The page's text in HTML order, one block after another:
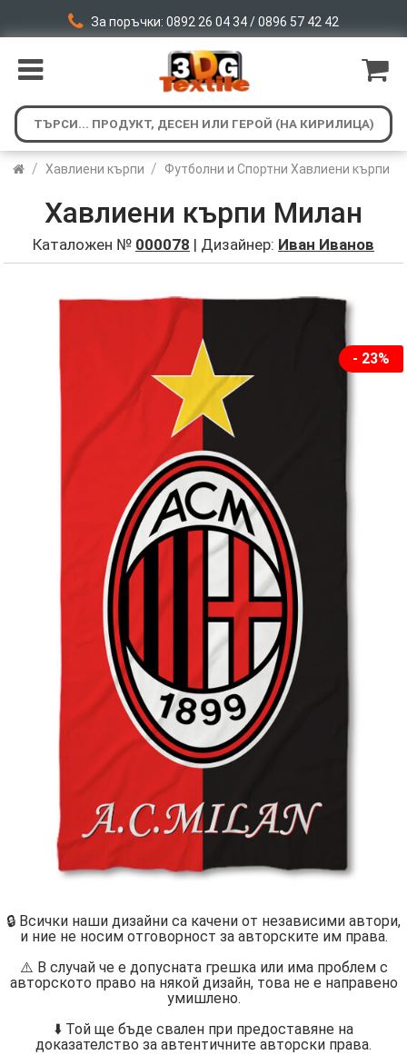
За поръчки: 0892 26 04 34 / 0896 57 42 42
/ Хавлиени кърпи / Футболни и Спортни Хавлиени кърпи
Хавлиени кърпи Милан
Каталожен № 000078 | Дизайнер: Иван Иванов
- 23%
🔒 Всички наши дизайни са качени от независими автори,
и ние не носим отговорност за авторските им права.
⚠️ В случай че е допусната грешка или има проблем с
авторското право на някой дизайн, това не е направено
умишлено.
⬇️ Той ще бъде свален при предоставяне на
доказателство за автентичните авторски права.